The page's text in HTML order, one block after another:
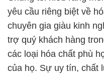
yêu cầu riêng biệt về
chuyên gia giàu kinh
trợ quý khách hàng
các loại hóa chất phù
của họ. Sự uy tín, chất